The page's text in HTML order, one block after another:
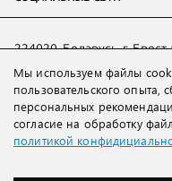
214018 Россия, г.
224020, Беларусь, г.
Тел:+7 993 398 36 60(
Тел:+375 29 205 80 10(
Email:ved@lakbi.com
Мы используем файлы
пользовательского опыта,
персональных
согласие на обработку
политикой